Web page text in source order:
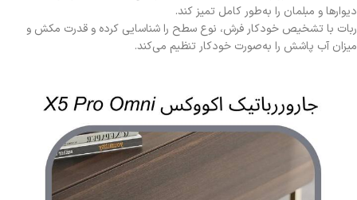
دیوارها و مبلمان را به‌طور کامل تمیز کند.
ربات با تشخیص خودکار فرش، نوع سطح را شناسایی کرده و قدرت مکش و
میزان آب پاشش را به‌صورت خودکار تنظیم می‌کند.